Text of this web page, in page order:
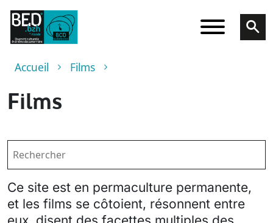
Aller au contenu principal
Fil d'Ariane
Accueil Films
Films
Ce site est en permaculture permanente,
et les films se côtoient, résonnent entre